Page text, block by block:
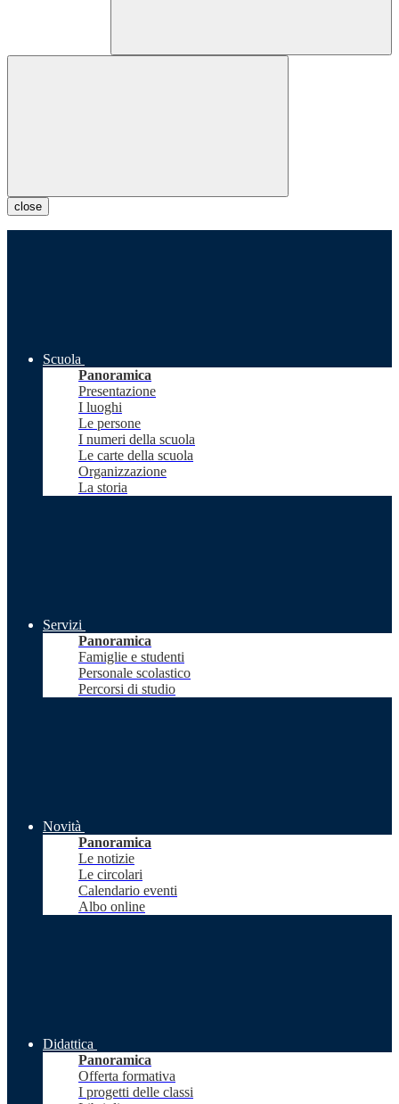
close
Scuola
Panoramica
Presentazione
I luoghi
Le persone
I numeri della scuola
Le carte della scuola
Organizzazione
La storia
Servizi
Panoramica
Famiglie e studenti
Personale scolastico
Percorsi di studio
Novità
Panoramica
Le notizie
Le circolari
Calendario eventi
Albo online
Didattica
Panoramica
Offerta formativa
I progetti delle classi